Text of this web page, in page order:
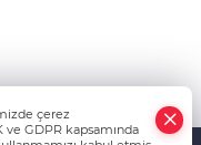
çerez
GDPR kapsamında